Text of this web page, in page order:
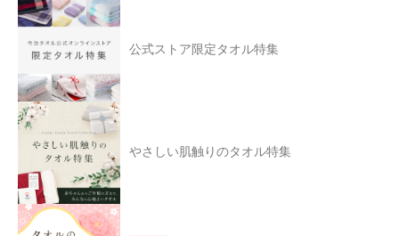
公式ストア限定タオル特集
やさしい肌触りのタオル特集